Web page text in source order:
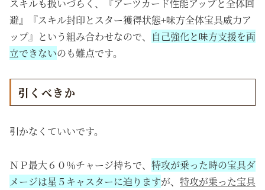
スキルも扱いづらく、『アーツカード性能アップと全体回
避』『スキル封印とスター獲得状態+味方全体宝具威力ア
ップ』という組み合わせなので、
自己強化と味方支援を両
立できないのも難点です。
引くべきか
引かなくていいです。
ＮＰ最大６０％チャージ持ちで、 特攻が乗った時の宝具ダ
メージは星５キャスターに迫りますが、 特攻が乗った宝具